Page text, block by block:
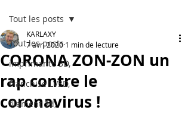
Tout les posts
imprimante 3D,
franchise LV3D,
filament 3d,
Tout les posts
CORONA ZON-ZON un
rap contre le
coronavirus !
KARLAXY
7 avr. 2020 1 min de lecture